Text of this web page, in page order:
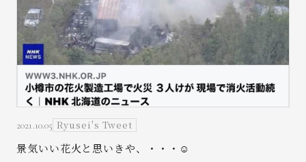
2021.10.05 Ryusei's Tweet
景気いい花火と思いきや、・・・☺️